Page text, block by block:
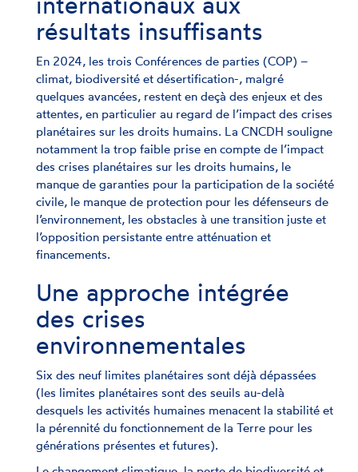
résultats insuffisants
En 2024, les trois Conférences de parties (COP) –
climat, biodiversité et désertification-, malgré
quelques avancées, restent en deçà des enjeux et des
attentes, en particulier au regard de l’impact des crises
planétaires sur les droits humains. La CNCDH souligne
notamment la trop faible prise en compte de l’impact
des crises planétaires sur les droits humains, le
manque de garanties pour la participation de la société
civile, le manque de protection pour les défenseurs de
l’environnement, les obstacles à une transition juste et
l’opposition persistante entre atténuation et
financements.
Une approche intégrée
des crises
environnementales
Six des neuf limites planétaires sont déjà dépassées
(les limites planétaires sont des seuils au-delà
desquels les activités humaines menacent la stabilité et
la pérennité du fonctionnement de la Terre pour les
générations présentes et futures).